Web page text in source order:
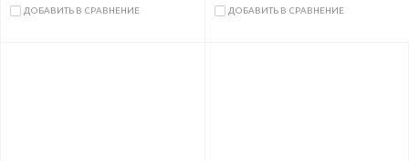
ДОБАВИТЬ В СРАВНЕНИЕ ДОБАВИТЬ В СРАВНЕНИЕ